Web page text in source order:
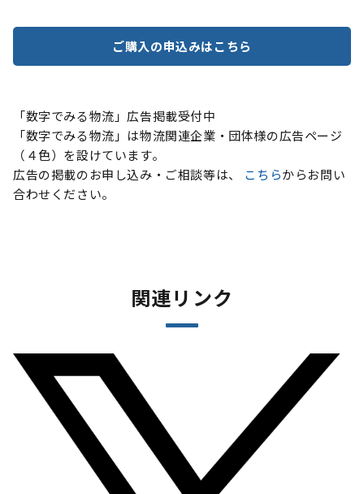
ご購入の申込みはこちら
「数字でみる物流」広告掲載受付中
「数字でみる物流」は物流関連企業・団体様の広告ページ
（４色）を設けています。
広告の掲載のお申し込み・ご相談等は、 こちらからお問い
合わせください。
関連リンク